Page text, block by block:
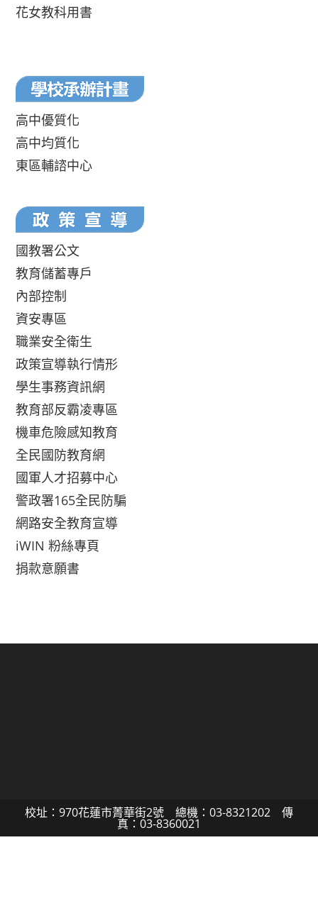
花女教科用書
高中優質化
高中均質化
東區輔諮中心
國教署公文
教育儲蓄專戶
內部控制
資安專區
職業安全衛生
政策宣導執行情形
學生事務資訊網
教育部反霸凌專區
機車危險感知教育
全民國防教育網
國軍人才招募中心
警政署165全民防騙
網路安全教育宣導
iWIN 粉絲專頁
捐款意願書
校址：970花蓮市菁華街2號 總機：03-8321202 傳
真：03-8360021